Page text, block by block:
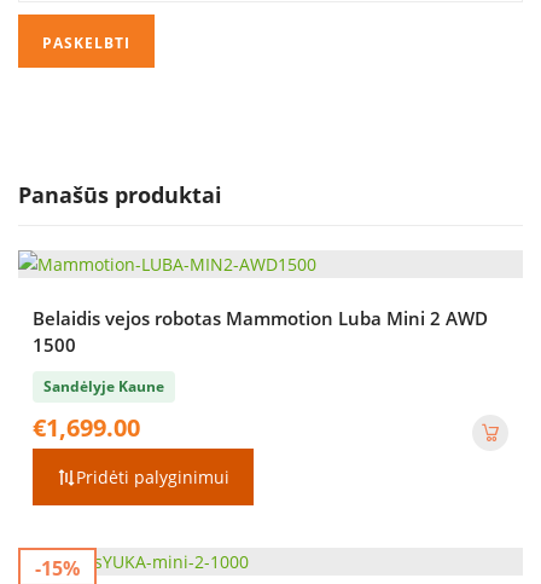
Panašūs produktai
Belaidis vejos robotas Mammotion Luba Mini 2 AWD
1500
Sandėlyje Kaune
€1,699.00
Pridėti palyginimui
-15%